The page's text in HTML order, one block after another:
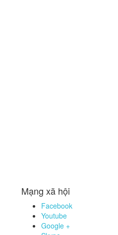
Mạng xã hội
Facebook
Youtube
Google +